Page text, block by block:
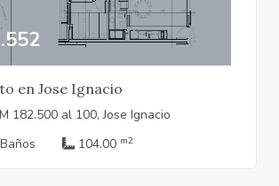
en Jose Ignacio
182.500 al 100, Jose Ignacio
Baños 104.00 m2